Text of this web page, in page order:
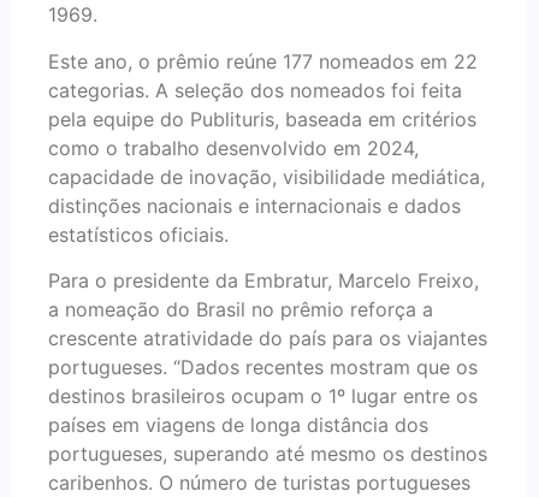
1969.
Este ano, o prêmio reúne 177 nomeados em 22
categorias. A seleção dos nomeados foi feita
pela equipe do Publituris, baseada em critérios
como o trabalho desenvolvido em 2024,
capacidade de inovação, visibilidade mediática,
distinções nacionais e internacionais e dados
estatísticos oficiais.
Para o presidente da Embratur, Marcelo Freixo,
a nomeação do Brasil no prêmio reforça a
crescente atratividade do país para os viajantes
portugueses. “Dados recentes mostram que os
destinos brasileiros ocupam o 1º lugar entre os
países em viagens de longa distância dos
portugueses, superando até mesmo os destinos
caribenhos. O número de turistas portugueses